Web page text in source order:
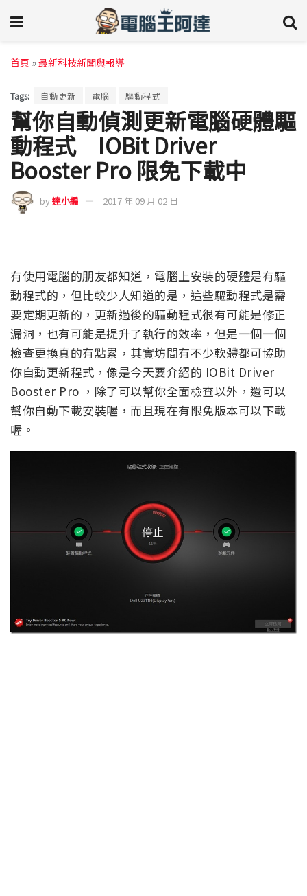
首頁 »最新科技新聞與報導
Tags: 自動更新 電腦 驅動程式
幫你自動偵測更新電腦硬體驅
動程式 IOBit Driver
Booster Pro 限免下載中
by達小編 2017 年 09 月 02 日
有使用電腦的朋友都知道，電腦上安裝的硬體是有驅
動程式的，但比較少人知道的是，這些驅動程式是需
要定期更新的，更新過後的驅動程式很有可能是修正
漏洞，也有可能是提升了執行的效率，但是一個一個
檢查更換真的有點累，其實坊間有不少軟體都可協助
你自動更新程式，像是今天要介紹的 IOBit Driver
Booster Pro ，除了可以幫你全面檢查以外，還可以
幫你自動下載安裝喔，而且現在有限免版本可以下載
喔。